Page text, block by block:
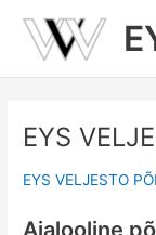
content
EYS
EYS VELJESTO
Ajalooline